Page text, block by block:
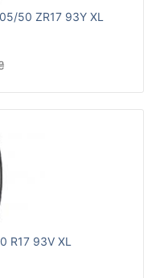
50 ZR17 93Y XL
R17 93V XL